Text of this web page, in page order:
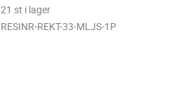
21 st i lager
RESINR-REKT-33-MLJS-1P